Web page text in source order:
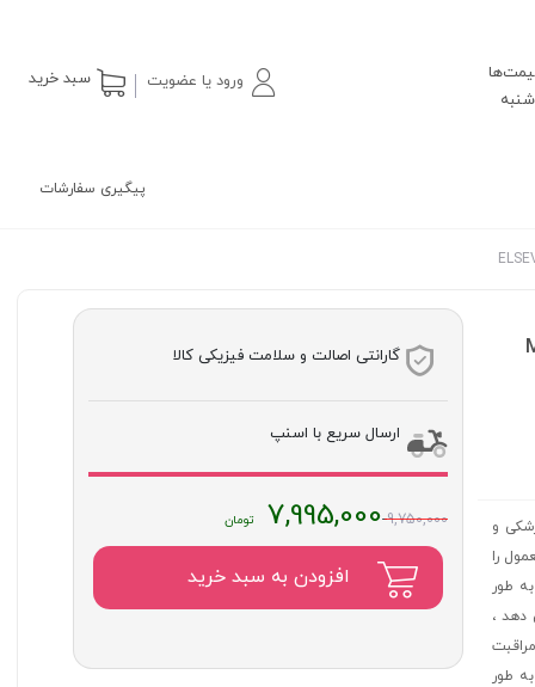
ورود یا عضویت سبد خرید
پیگیری سفارشات
و
را
طور
دهد ،
طور
گارانتی اصالت و سلامت فیزیکی کالا
ارسال سریع با اسنپ
9,750,000 قیمت
۹,۷۵۰,۰۰۰
7,995,000
افزودن به سبد خرید